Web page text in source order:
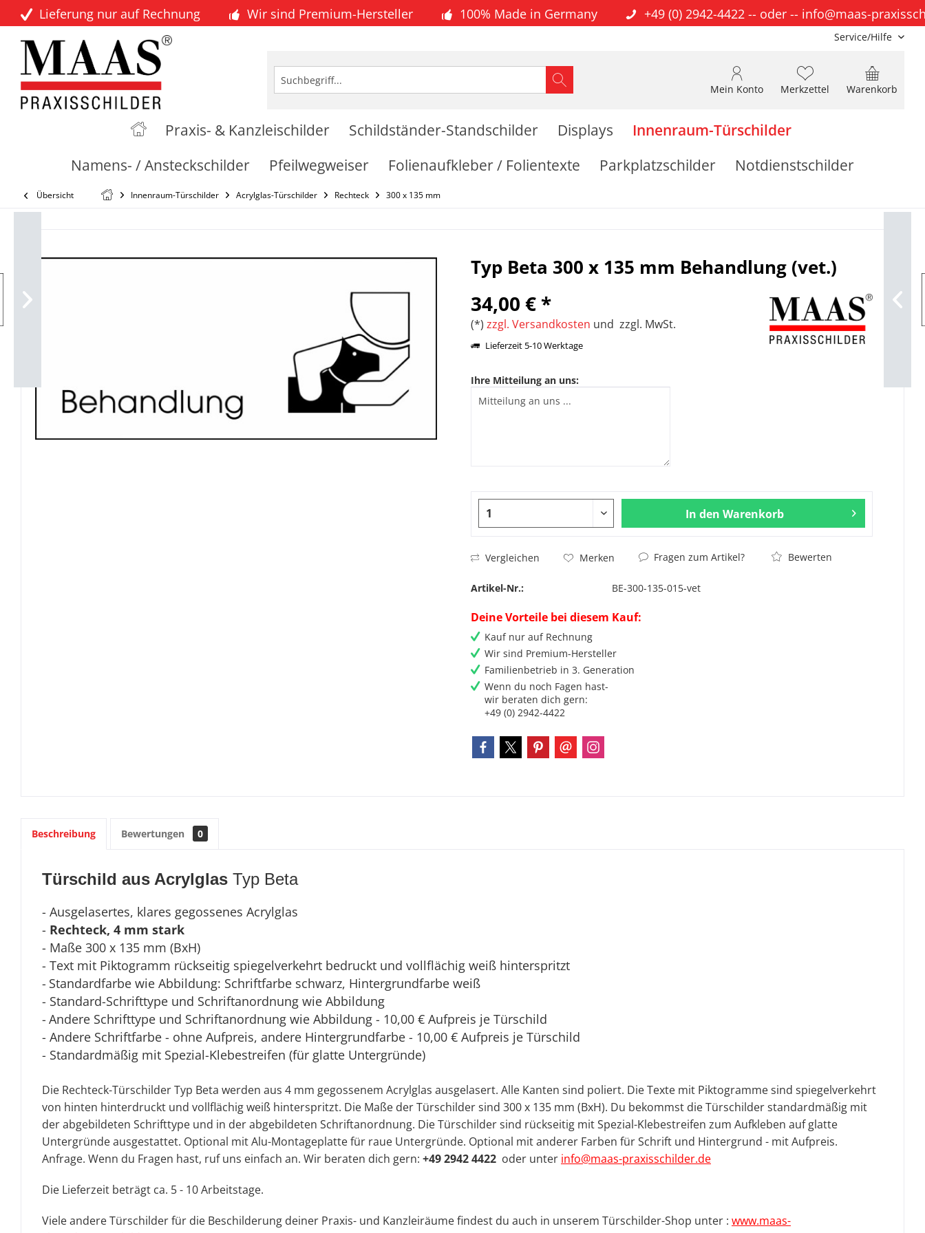
Lieferung nur auf Rechnung Wir sind Premium-Hersteller 100% Made in Germany +49 (0) 2942-4422 -- oder -- info@maas-
Service/Hilfe
Warenkorb
Merkzettel
Mein Konto
Praxis- & Kanzleischilder Schildständer-Standschilder Displays
Innenraum-Türschilder
Namens- / Ansteckschilder
Pfeilwegweiser Folienaufkleber / Folientexte Parkplatzschilder Notdienstschilder
Übersicht Innenraum-Türschilder Acrylglas-Türschilder Rechteck 300 x 135 mm
Typ Beta 300 x 135 mm Behandlung (vet.)
34,00 € *
(*)zzgl. Versandkosten und zzgl. MwSt.
Lieferzeit 5-10 Werktage
Ihre Mitteilung an uns:
In den Warenkorb
Vergleichen Merken Fragen zum Artikel? Bewerten
Artikel-Nr.: BE-300-135-015-vet
Deine Vorteile bei diesem Kauf:
Kauf nur auf Rechnung
Wir sind Premium-Hersteller
Familienbetrieb in 3. Generation
Wenn du noch Fagen hast-
wir beraten dich gern:
+49 (0) 2942-4422
Beschreibung Bewertungen 0
Türschild aus Acrylglas Typ Beta
- Ausgelasertes, klares gegossenes Acrylglas
- Rechteck, 4 mm stark
- Maße 300 x 135 mm (BxH)
- Text mit Piktogramm rückseitig spiegelverkehrt bedruckt und vollflächig weiß hinterspritzt
- Standardfarbe wie Abbildung: Schriftfarbe schwarz, Hintergrundfarbe weiß
- Standard-Schrifttype und Schriftanordnung wie Abbildung
- Andere Schrifttype und Schriftanordnung wie Abbildung - 10,00 € Aufpreis je Türschild
- Andere Schriftfarbe - ohne Aufpreis, andere Hintergrundfarbe - 10,00 € Aufpreis je Türschild
- Standardmäßig mit Spezial-Klebestreifen (für glatte Untergründe)
Die Rechteck-Türschilder Typ Beta werden aus 4 mm gegossenem Acrylglas ausgelasert. Alle Kanten sind poliert. Die Texte mit Piktogramme sind spiegelverkehrt
von hinten hinterdruckt und vollflächig weiß hinterspritzt. Die Maße der Türschilder sind 300 x 135 mm (BxH). Du bekommst die Türschilder standardmäßig mit
der abgebildeten Schrifttype und in der abgebildeten Schriftanordnung. Die Türschilder sind rückseitig mit Spezial-Klebestreifen zum Aufkleben auf glatte
Untergründe ausgestattet. Optional mit Alu-Montageplatte für raue Untergründe. Optional mit anderer Farben für Schrift und Hintergrund - mit Aufpreis.
Anfrage. Wenn du Fragen hast, ruf uns einfach an. Wir beraten dich gern: +49 2942 4422 oder unter info@maas-praxisschilder.de
Die Lieferzeit beträgt ca. 5 - 10 Arbeitstage.
Viele andere Türschilder für die Beschilderung deiner Praxis- und Kanzleiräume findest du auch in unserem Türschilder-Shop unter : www.maas-